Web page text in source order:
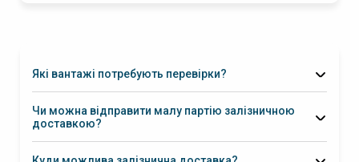
Які вантажі потребують перевірки?
Чи можна відправити малу партію залізничною
доставкою?